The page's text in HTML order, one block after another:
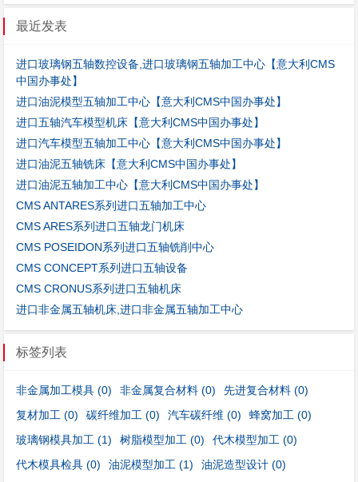
最近发表
进口玻璃钢五轴数控设备,进口玻璃钢五轴加工中心【意大利CMS
中国办事处】
进口油泥模型五轴加工中心【意大利CMS中国办事处】
进口五轴汽车模型机床【意大利CMS中国办事处】
进口汽车模型五轴加工中心【意大利CMS中国办事处】
进口油泥五轴铣床【意大利CMS中国办事处】
进口油泥五轴加工中心【意大利CMS中国办事处】
CMS ANTARES系列进口五轴加工中心
CMS ARES系列进口五轴龙门机床
CMS POSEIDON系列进口五轴铣削中心
CMS CONCEPT系列进口五轴设备
CMS CRONUS系列进口五轴机床
进口非金属五轴机床,进口非金属五轴加工中心
标签列表
非金属加工模具 (0) 非金属复合材料 (0) 先进复合材料 (0)
复材加工 (0) 碳纤维加工 (0) 汽车碳纤维 (0) 蜂窝加工 (0)
玻璃钢模具加工 (1) 树脂模型加工 (0) 代木模型加工 (0)
代木模具检具 (0) 油泥模型加工 (1) 油泥造型设计 (0)